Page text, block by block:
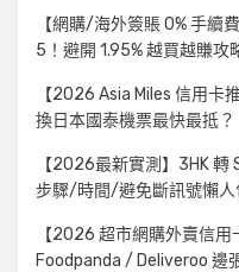
【網購/海外簽賬 0% 手續
5！避開 1.95% 越買越賺攻
【2026 Asia Miles 信用卡
換日本國泰機票最快最抵？
【2026最新實測】3HK
步驟/時間/避免斷訊號懶人
【2026 超市網購外賣信
Foodpanda / Deliveroo 邊